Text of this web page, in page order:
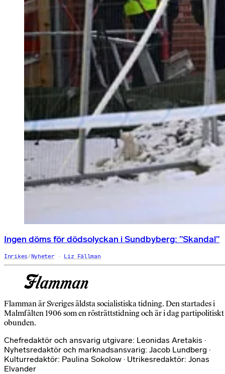
Ingen döms för dödsolyckan i Sundbyberg: ”Skandal”
Inrikes/Nyheter Liz Fällman
Flamman är Sveriges äldsta socialistiska tidning. Den startades i
Malmfälten 1906 som en rösträttstidning och är i dag partipolitiskt
obunden.
Chefredaktör och ansvarig utgivare: Leonidas Aretakis ·
Nyhetsredaktör och marknadsansvarig: Jacob Lundberg ·
Kulturredaktör: Paulina Sokolow · Utrikesredaktör: Jonas
Elvander